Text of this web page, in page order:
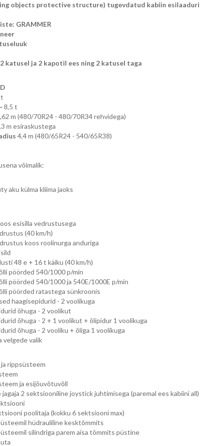
objects protective structure) tugevdatud kabiin esilaaduri
GRAMMER
katusel ja 2 kapotil ees ning 2 katusel taga
8,5 t
m (480/70R24 - 480/70R34 rehvidega)
m esiraskustega
4,4 m (480/65R24 - 540/65R38)
võimalik:
aku külma kliima jaoks
esisilla vedrustusega
(40 km/h)
koos roolinurga anduriga
48 e + 16 t käiku (40 km/h)
pöörded 540/1000 p/min
pöörded 540/1000 ja 540E/1000E p/min
pöörded ratastega sünkroonis
haagisepidurid - 2 voolikuga
õhuga - 2 voolikut
õhuga - 2 + 1 voolikut + õlipidur 1 voolikuga
õhuga - 2 vooliku + õliga 1 voolikuga
velgede valik
rippsüsteem
ja esijõuvõtuvõll
2 sektsiooniline joystick juhtimisega (paremal ees kabiini all)
poolitaja (kokku 6 sektsiooni max)
hüdrauliline kesktõmmits
silindriga parem aisa tõmmits püstine